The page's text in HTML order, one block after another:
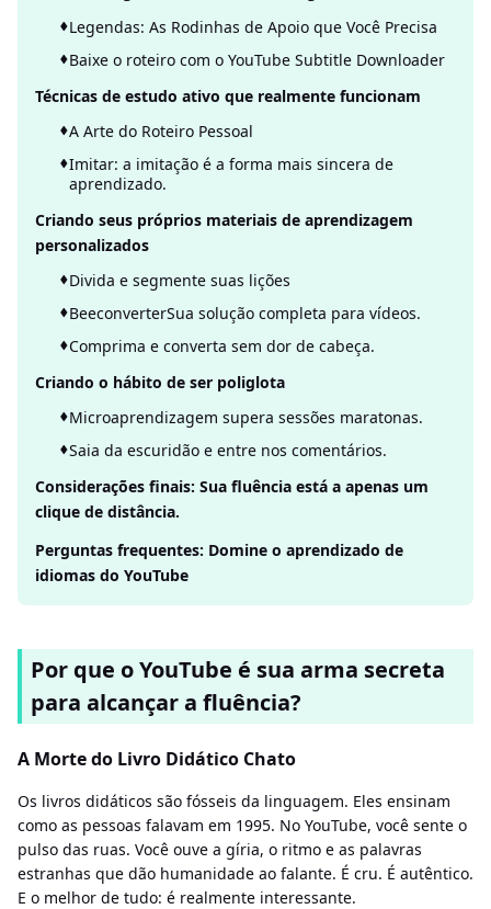
Legendas: As Rodinhas de Apoio que Você Precisa
Baixe o roteiro com o YouTube Subtitle Downloader
Técnicas de estudo ativo que realmente funcionam
A Arte do Roteiro Pessoal
Imitar: a imitação é a forma mais sincera de
aprendizado.
Criando seus próprios materiais de aprendizagem
personalizados
Divida e segmente suas lições
BeeconverterSua solução completa para vídeos.
Comprima e converta sem dor de cabeça.
Criando o hábito de ser poliglota
Microaprendizagem supera sessões maratonas.
Saia da escuridão e entre nos comentários.
Considerações finais: Sua fluência está a apenas um
clique de distância.
Perguntas frequentes: Domine o aprendizado de
idiomas do YouTube
Por que o YouTube é sua arma secreta
para alcançar a fluência?
A Morte do Livro Didático Chato
Os livros didáticos são fósseis da linguagem. Eles ensinam
como as pessoas falavam em 1995. No YouTube, você sente o
pulso das ruas. Você ouve a gíria, o ritmo e as palavras
estranhas que dão humanidade ao falante. É cru. É autêntico.
E o melhor de tudo: é realmente interessante.